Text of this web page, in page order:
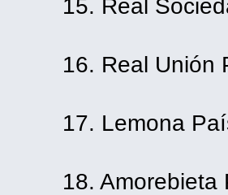
15. Real
16. Real Unión
17. Lemona
18. Amorebieta